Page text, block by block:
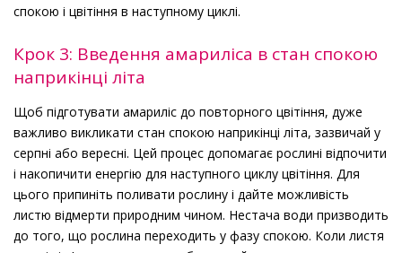
спокою і цвітіння в наступному циклі.
Крок 3: Введення амариліса в стан спокою
наприкінці літа
Щоб підготувати амариліс до повторного цвітіння, дуже
важливо викликати стан спокою наприкінці літа, зазвичай у
серпні або вересні. Цей процес допомагає рослині відпочити
і накопичити енергію для наступного циклу цвітіння. Для
цього припиніть поливати рослину і дайте можливість
листю відмерти природним чином. Нестача води призводить
до того, що рослина переходить у фазу спокою. Коли листя